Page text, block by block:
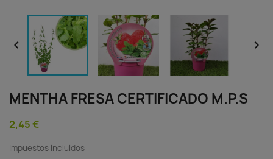
 
MENTHA FRESA CERTIFICADO M.P.S
2,45 €
Impuestos incluidos